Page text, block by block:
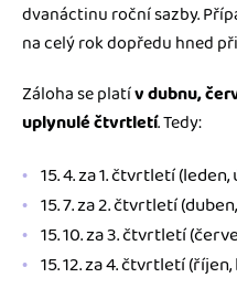
dvanáctinu roční sazby.
na celý rok dopředu hned
Záloha se platív dubnu,
uplynulé čtvrtletí. Tedy:
15. 4. za 1. čtvrtletí
15. 7. za 2. čtvrtletí
15. 10. za 3. čtvrtletí
15. 12. za 4. čtvrtletí